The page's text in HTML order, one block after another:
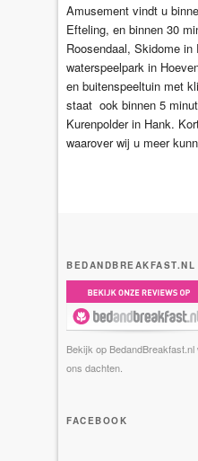
Amusement vindt u
Efteling, en binnen 30
Roosendaal, Skidome
waterspeelpark in
en buitenspeeltuin met
staat ook binnen 5
Kurenpolder in Hank.
waarover wij u meer
BEDANDBREAKFAST.NL
Bekijk op
ons dachten.
FACEBOOK